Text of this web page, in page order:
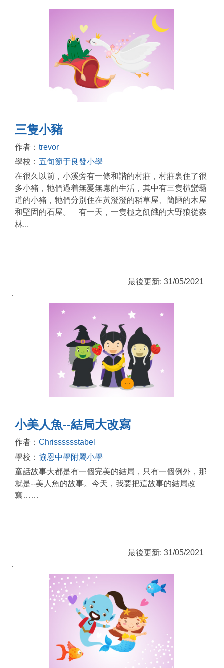
三隻小豬
作者： trevor
學校： 五旬節于良發小學
在很久以前，小溪旁有一條和諧的村莊，村莊裏住了很
多小豬，牠們過着無憂無慮的生活，其中有三隻橫蠻霸
道的小豬，牠們分別住在黃澄澄的稻草屋、簡陋的木屋
和堅固的石屋。 有一天，一隻極之飢餓的大野狼從森
林...
最後更新: 31/05/2021
小美人魚--結局大改寫
作者： Chrisssssstabel
學校： 協恩中學附屬小學
童話故事大都是有一個完美的結局，只有一個例外，那
就是--美人魚的故事。今天，我要把這故事的結局改
寫……
最後更新: 31/05/2021